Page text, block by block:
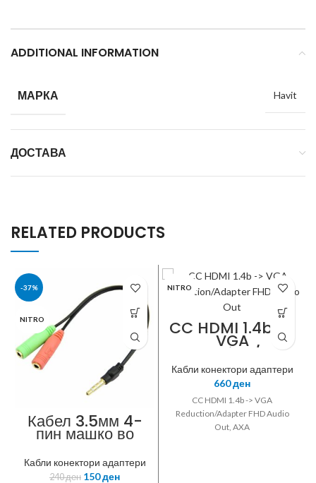
ADDITIONAL INFORMATION
МАРКА Havit
ДОСТАВА
RELATED PRODUCTS
-37%
NITRO
Кабел 3.5мм 4-
пин машко во
2×3.5мм женски
3-пин
Кабли конектори адаптери
240ден 150ден
NITRO
CC HDMI 1.4b ->
VGA
Reduction/Ada
pter FHD Audio
Out, AXA
Кабли конектори адаптери
660ден
CC HDMI 1.4b -> VGA
Reduction/Adapter FHD Audio
Out, AXA